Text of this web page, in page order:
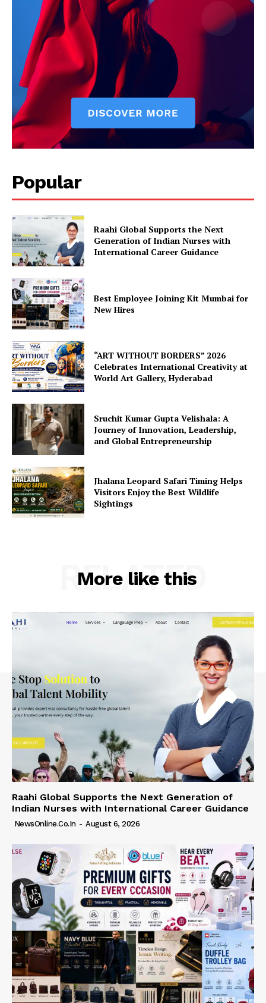
Popular
Raahi Global Supports the Next
Generation of Indian Nurses with
International Career Guidance
Best Employee Joining Kit Mumbai for
New Hires
“ART WITHOUT BORDERS” 2026
Celebrates International Creativity at
World Art Gallery, Hyderabad
Sruchit Kumar Gupta Velishala: A
Journey of Innovation, Leadership,
and Global Entrepreneurship
Jhalana Leopard Safari Timing Helps
Visitors Enjoy the Best Wildlife
Sightings
More like this
RELATED
Raahi Global Supports the Next Generation of
Indian Nurses with International Career Guidance
NewsOnline.co.in - August 6, 2026